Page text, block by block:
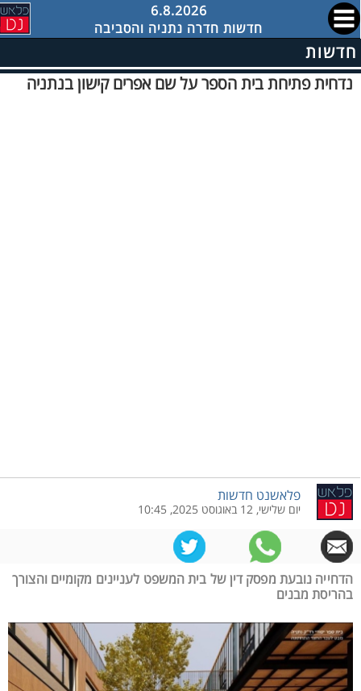
6.8.2026
חדשות חדרה נתניה והסביבה
חדשות
נדחית פתיחת בית הספר על שם אפרים קישון בנתניה
פלאשנט חדשות
יום שלישי, 12 באוגוסט 2025, 10:45
הדחייה נובעת מפסק דין של בית המשפט לעניינים מקומיים והצורך
בהריסת מבנים